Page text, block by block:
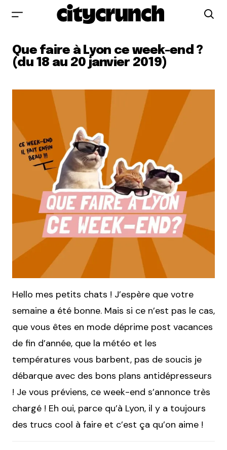
Que faire à Lyon ce week-end ?
(du 18 au 20 janvier 2019)
Hello mes petits chats ! J’espère que votre
semaine a été bonne. Mais si ce n’est pas le cas,
que vous êtes en mode déprime post vacances
de fin d’année, que la météo et les
températures vous barbent, pas de soucis je
débarque avec des bons plans antidépresseurs
! Je vous préviens, ce week-end s’annonce très
chargé ! Eh oui, parce qu’à Lyon, il y a toujours
des trucs cool à faire et c’est ça qu’on aime !